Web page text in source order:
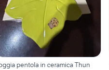
pentola in ceramica Thun